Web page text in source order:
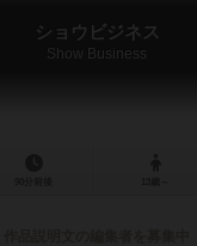
ショウビジネス
Show Business